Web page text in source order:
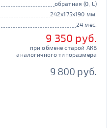
обратная (0, L)
242x175x190 мм.
24 мес.
9 350 руб.
при обмене старой АКБ
аналогичного типоразмера
9 800 руб.